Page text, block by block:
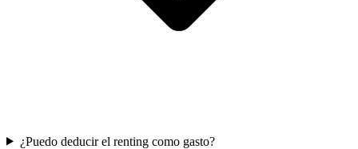
¿Puedo deducir el renting como gasto?